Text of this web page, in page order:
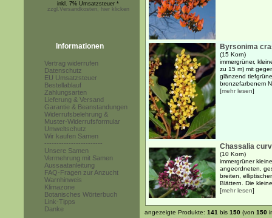
inkl. 7% Umsatzsteuer *
zzgl.Versandkosten, hier klicken
Informationen
Vertrag widerrufen
Datenschutz
EU Umsatzsteuer
Bestellablauf
Zahlungsarten
Lieferung & Versand
Garantie & Beanstandungen
Widerrufsbelehrung &
Muster-Widerrufsformular
Umweltschutz
Wir kaufen Samen
------------------------
Unsere Samen
Vermehrung mit Samen
Aussaatanleitung
FAQ-Fragen zur Anzucht
Warnhinweis
Klimazone
Botanisches Wörterbuch
Link-Tipps
Danke
Byrsonima
(15 Korn)
immergrüner,
zu 15 m) mit
glänzend
bronzefarbenem
[mehr lesen]
Chassalia
(10 Korn)
immergrüner
angeordneten,
breiten,
Blättern. Die
[mehr lesen]
angezeigte Produkte: 141 bis 150 (von 150